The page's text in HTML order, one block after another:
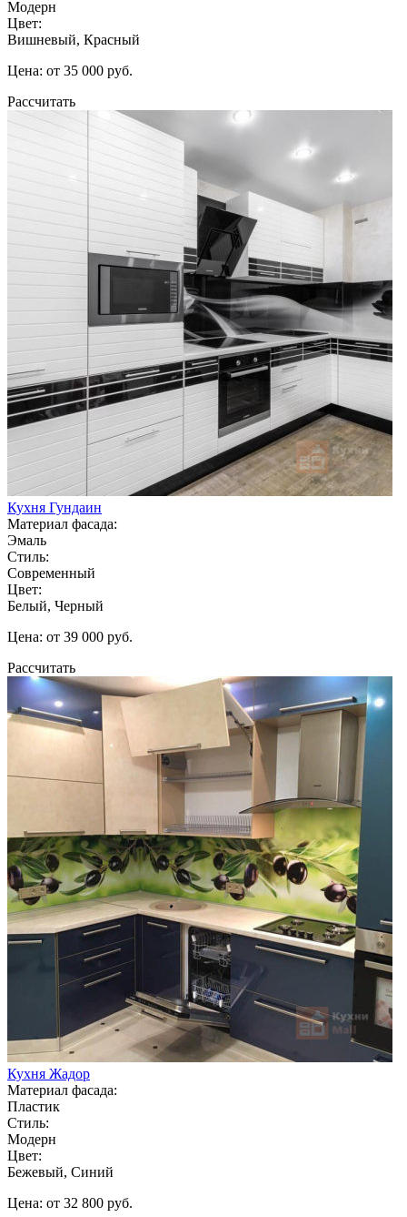
Модерн
Цвет:
Вишневый, Красный
Цена: от 35 000 руб.
Рассчитать
Кухня Гундаин
Материал фасада:
Эмаль
Стиль:
Современный
Цвет:
Белый, Черный
Цена: от 39 000 руб.
Рассчитать
Кухня Жадор
Материал фасада:
Пластик
Стиль:
Модерн
Цвет:
Бежевый, Синий
Цена: от 32 800 руб.